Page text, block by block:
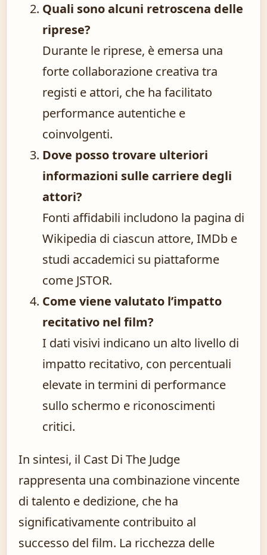
Quali sono alcuni retroscena delle
riprese?
Durante le riprese, è emersa una
forte collaborazione creativa tra
registi e attori, che ha facilitato
performance autentiche e
coinvolgenti.
Dove posso trovare ulteriori
informazioni sulle carriere degli
attori?
Fonti affidabili includono la pagina di
Wikipedia di ciascun attore, IMDb e
studi accademici su piattaforme
come JSTOR.
Come viene valutato l’impatto
recitativo nel film?
I dati visivi indicano un alto livello di
impatto recitativo, con percentuali
elevate in termini di performance
sullo schermo e riconoscimenti
critici.
In sintesi, il Cast Di The Judge
rappresenta una combinazione vincente
di talento e dedizione, che ha
significativamente contribuito al
successo del film. La ricchezza delle